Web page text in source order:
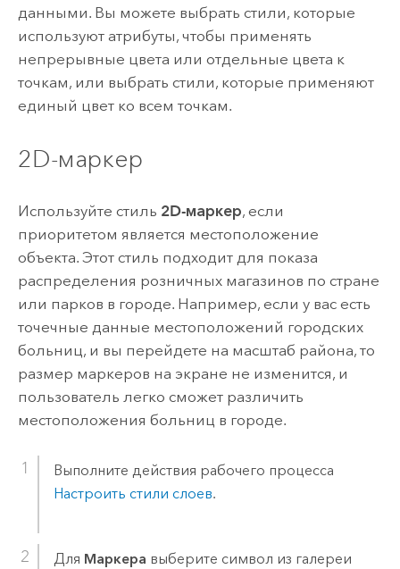
данными. Вы можете выбрать стили, которые
используют атрибуты, чтобы применять
непрерывные цвета или отдельные цвета к
точкам, или выбрать стили, которые применяют
единый цвет ко всем точкам.
2D-маркер
Используйте стиль 2D-маркер, если
приоритетом является местоположение
объекта. Этот стиль подходит для показа
распределения розничных магазинов по стране
или парков в городе. Например, если у вас есть
точечные данные местоположений городских
больниц, и вы перейдете на масштаб района, то
размер маркеров на экране не изменится, и
пользователь легко сможет различить
местоположения больниц в городе.
Выполните действия рабочего процесса
Настроить стили слоев.
Для Маркера выберите символ из галереи